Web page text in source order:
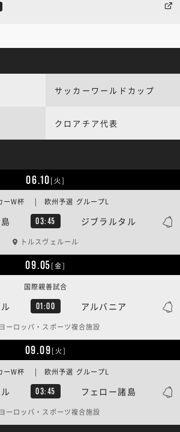
サッカーワールドカップ
クロアチア代表
06.10[火]
03:45 ジブラルタル
ーW杯 | 欧州予選 グループL
トルスヴェルール
09.05[金]
01:00 アルバニア
国際親善試合
ヨーロッパ・スポーツ複合施設
09.09[火]
03:45 フェロー諸島
ーW杯 | 欧州予選 グループL
ヨーロッパ・スポーツ複合施設